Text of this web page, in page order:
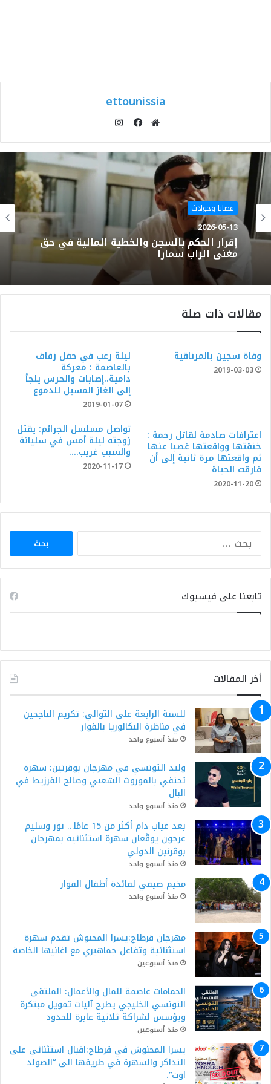
ettounissia
الويب
قضايا وحوادث
2026-05-13
إقرار الحكم بالسجن والخطية المالية في حق
مغني الراب سمارا
مقالات ذات صلة
وفاة سجين بالمرناقية
2019-03-03
ليلة رعب في حفل زفاف
بالعاصمة : معركة
دامية..إصابات والحرس يلجأ
إلى الغاز المسيل للدموع
2019-01-07
اعترافات صادمة لقاتل رحمة :
خنقتها وواقعتها غصبا عنها
ثم واقعتها مرة ثانية إلى أن
فارقت الحياة
2020-11-20
تواصل مسلسل الجرائم: يقتل
زوجته ليلة أمس في سليانة
والسبب غريب….
2020-11-17
البحث
تابعنا على فيسبوك
أخر المقالات
للسنة الرابعة على التوالي: تكريم الناجحين
في مناظرة البكالوريا بالفوار
منذ أسبوع واحد
وليد التونسي في مهرجان بوقرنين: سهرة
تحتفي بالموروث الشعبي وصالح الفرزيط في
البال
منذ أسبوع واحد
بعد غياب دام أكثر من 15 عامًا… نور وسليم
عرجون يوقّعان سهرة استثنائية بمهرجان
بوڨرنين الدولي
منذ أسبوع واحد
مخيم صيفي لفائدة أطفال الفوار
منذ أسبوع واحد
مهرجان قرطاج:يسرا المحنوش تقدم سهرة
استثنائية وتفاعل جماهيري مع اغانيها الخاصة
منذ أسبوعين
الحمامات عاصمة للمال والأعمال: الملتقى
التونسي الخليجي يطرح آليات تمويل مبتكرة
ويؤسس لشراكة ثلاثية عابرة للحدود
منذ أسبوعين
يسرا المحنوش في قرطاج:اقبال استثنائي على
التذاكر والسهرة في طريقها الى “الصولد
اوت”.